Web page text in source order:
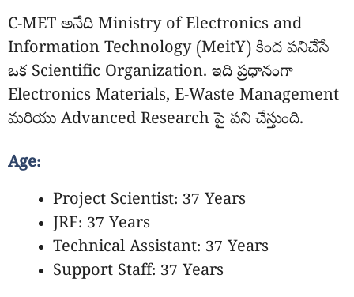
C-MET అనేది Ministry of Electronics and
Information Technology (MeitY) కింద పనిచేసే
ఒక Scientific Organization. ఇది ప్రధానంగా
Electronics Materials, E-Waste Management
మరియు Advanced Research పై పని చేస్తుంది.
Age:
Project Scientist: 37 Years
JRF: 37 Years
Technical Assistant: 37 Years
Support Staff: 37 Years